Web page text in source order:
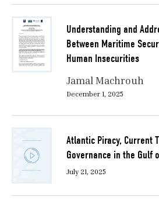
Understanding and
Between Maritime
Human Insecurities
Jamal Machrouh
December 1, 2025
Atlantic Piracy, Current
Governance in the Gulf
July 21, 2025